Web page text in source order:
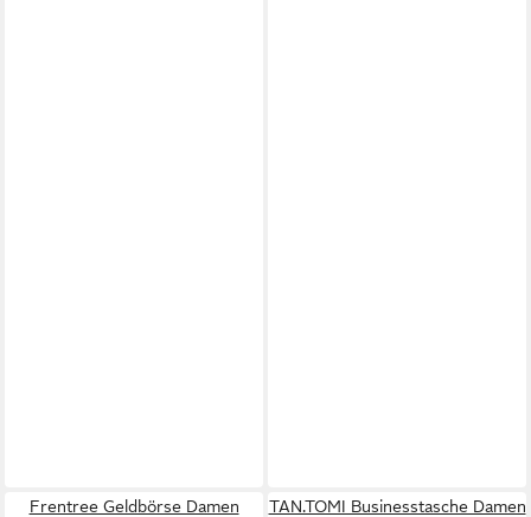
Frentree Geldbörse Damen
TAN.TOMI Businesstasche Damen